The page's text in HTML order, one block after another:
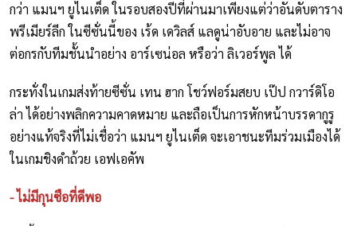
กว่า แมนฯ ยูไนเต็ด ในรอบสองปีที่ผ่านมาเพียงแต่ว่าอันดับตาราง
พรีเมียร์ลีก ในซีซั่นนี้ของ เร้ด เดวิลส์ แลดูน่าอับอาย และไม่อาจ
ต่อกรกับทีมชั้นนำอย่าง อาร์เซน่อล หรือว่า ลิเวอร์พูล ได้
กระทั่งในเกมส่งท้ายซีซั่น เทน ฮาก โชว์ฟอร์มสยบ เป๊ป กวาร์ดิโอ
ล่า ได้อย่างพลิกความคาดหมาย และถือเป็นการหักหน้าบรรดากูรู
อย่างแท้จริงที่ไม่เชื่อว่า แมนฯ ยูไนเต็ด จะเอาชนะทีมร่วมเมืองได้
ในเกมชิงดำถ้วย เอฟเอคัพ
- ไม่มีกุนซือที่ดีพอ